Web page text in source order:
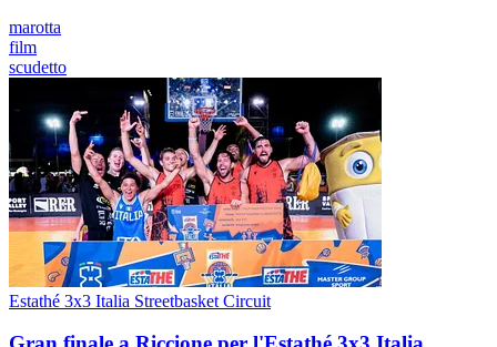
marotta
film
scudetto
Estathé 3x3 Italia Streetbasket Circuit